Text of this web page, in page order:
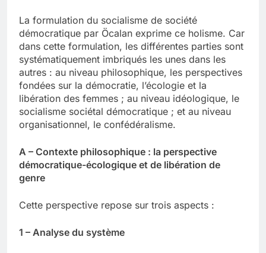
La formulation du socialisme de société
démocratique par Öcalan exprime ce holisme. Car
dans cette formulation, les différentes parties sont
systématiquement imbriqués les unes dans les
autres : au niveau philosophique, les perspectives
fondées sur la démocratie, l’écologie et la
libération des femmes ; au niveau idéologique, le
socialisme sociétal démocratique ; et au niveau
organisationnel, le confédéralisme.
A – Contexte philosophique : la perspective
démocratique-écologique et de libération de
genre
Cette perspective repose sur trois aspects :
1 – Analyse du système